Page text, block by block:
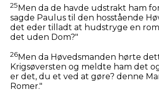
25Men da de havde udstrakt ham
sagde Paulus til den hosstående
det eder tilladt at hudstryge en
det uden Dom?"
26Men da Høvedsmanden hørte
Krigsøversten og meldte ham det
er det, du et ved at gøre? denne
Romer."